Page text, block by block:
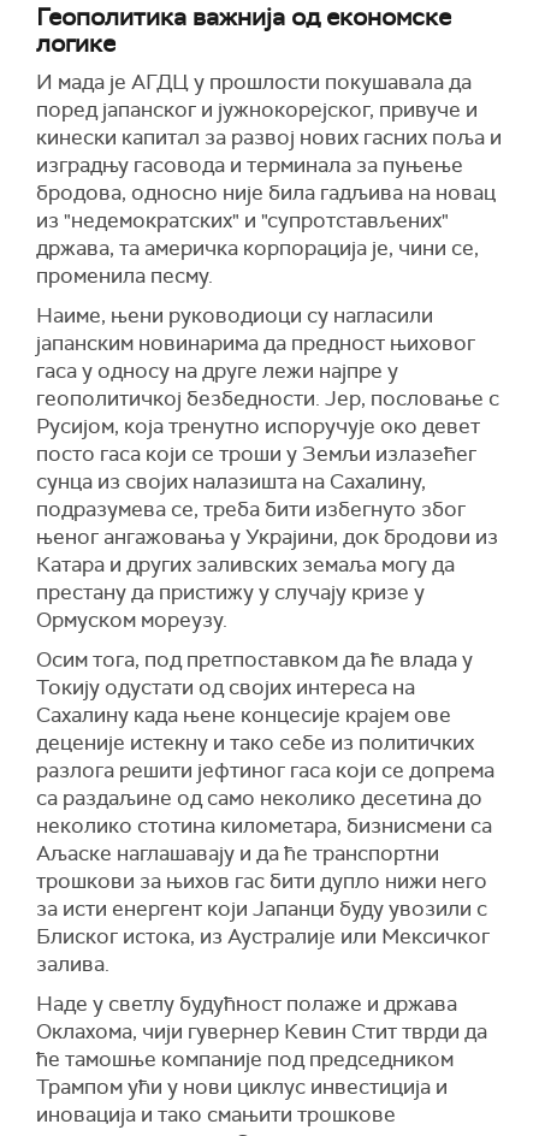
Геополитика важнија од економске
логике
И мада је АГДЦ у прошлости покушавала да
поред јапанског и јужнокорејског, привуче и
кинески капитал за развој нових гасних поља и
изградњу гасовода и терминала за пуњење
бродова, односно није била гадљива на новац
из "недемократских" и "супротстављених"
држава, та америчка корпорација је, чини се,
променила песму.
Наиме, њени руководиоци су нагласили
јапанским новинарима да предност њиховог
гаса у односу на друге лежи најпре у
геополитичкој безбедности. Јер, пословање с
Русијом, која тренутно испоручује око девет
посто гаса који се троши у Земљи излазећег
сунца из својих налазишта на Сахалину,
подразумева се, треба бити избегнуто због
њеног ангажовања у Украјини, док бродови из
Катара и других заливских земаља могу да
престану да пристижу у случају кризе у
Ормуском мореузу.
Осим тога, под претпоставком да ће влада у
Токију одустати од својих интереса на
Сахалину када њене концесије крајем ове
деценије истекну и тако себе из политичких
разлога решити јефтиног гаса који се допрема
са раздаљине од само неколико десетина до
неколико стотина километара, бизнисмени са
Аљаске наглашавају и да ће транспортни
трошкови за њихов гас бити дупло нижи него
за исти енергент који Јапанци буду увозили с
Блиског истока, из Аустралије или Мексичког
залива.
Наде у светлу будућност полаже и држава
Оклахома, чији гувернер Кевин Стит тврди да
ће тамошње компаније под председником
Трампом ући у нови циклус инвестиција и
иновација и тако смањити трошкове